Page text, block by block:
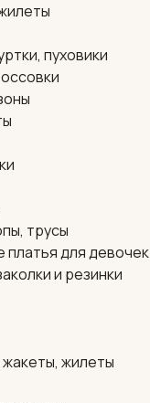
пуховики
трусы
платья для девочек
и резинки
жилеты